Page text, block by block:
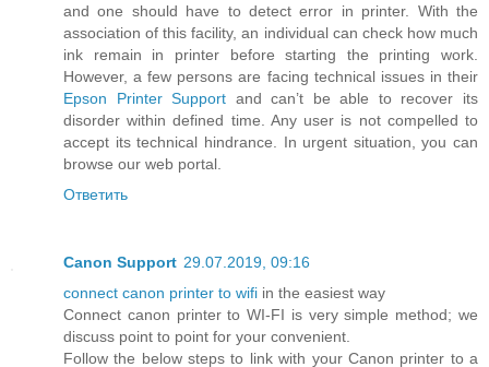
and one should have to detect error in printer. With the
association of this facility, an individual can check how much
ink remain in printer before starting the printing work.
However, a few persons are facing technical issues in their
Epson Printer Support and can’t be able to recover its
disorder within defined time. Any user is not compelled to
accept its technical hindrance. In urgent situation, you can
browse our web portal.
Ответить
Canon Support 29.07.2019, 09:16
connect canon printer to wifi in the easiest way
Connect canon printer to WI-FI is very simple method; we
discuss point to point for your convenient.
Follow the below steps to link with your Canon printer to a